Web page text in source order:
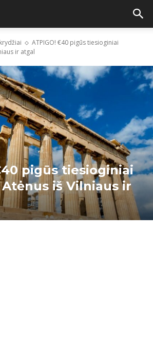
ATPIGO! €40 pigūs tiesioginiai
ir atgal
pigūs tiesioginiai
iš Vilniaus ir